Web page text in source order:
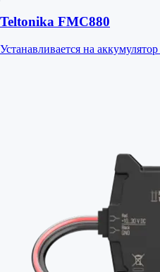
Teltonika FMC880
Устанавливается на